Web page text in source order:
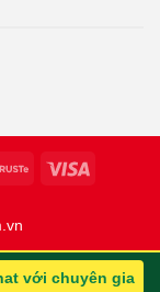
với chuyên gia